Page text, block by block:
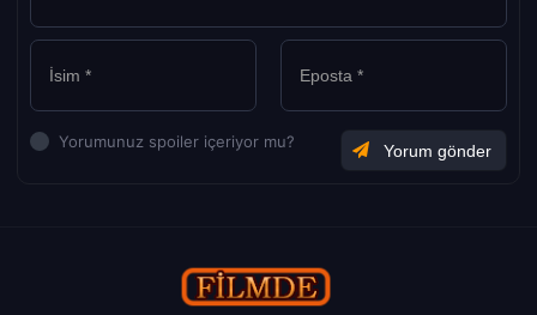
Yorumunuz spoiler içeriyor mu?